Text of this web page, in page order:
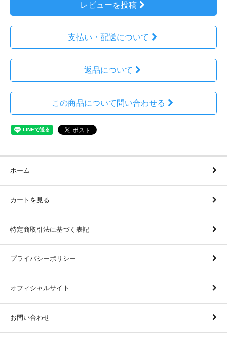
レビューを投稿
支払い・配送について
返品について
この商品について問い合わせる
ホーム
カートを見る
特定商取引法に基づく表記
プライバシーポリシー
オフィシャルサイト
お問い合わせ